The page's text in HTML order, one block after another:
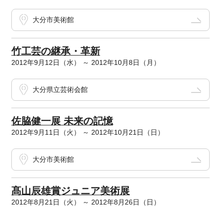
大分市美術館
竹工芸の継承・革新
2012年9月12日（水） ～ 2012年10月8日（月）
大分県立芸術会館
佐脇健一展 未来の記憶
2012年9月11日（火） ～ 2012年10月21日（日）
大分市美術館
髙山辰雄賞ジュニア美術展
2012年8月21日（火） ～ 2012年8月26日（日）